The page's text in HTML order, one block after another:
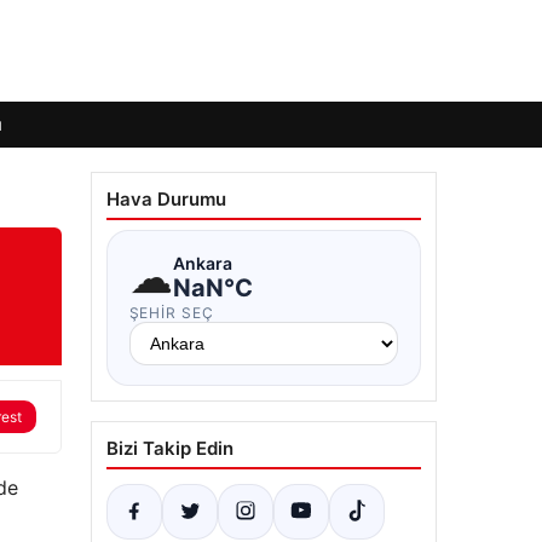
Hava Durumu
☁Ankara
NaN°C
ŞEHIR SEÇ
Bizi Takip Edin